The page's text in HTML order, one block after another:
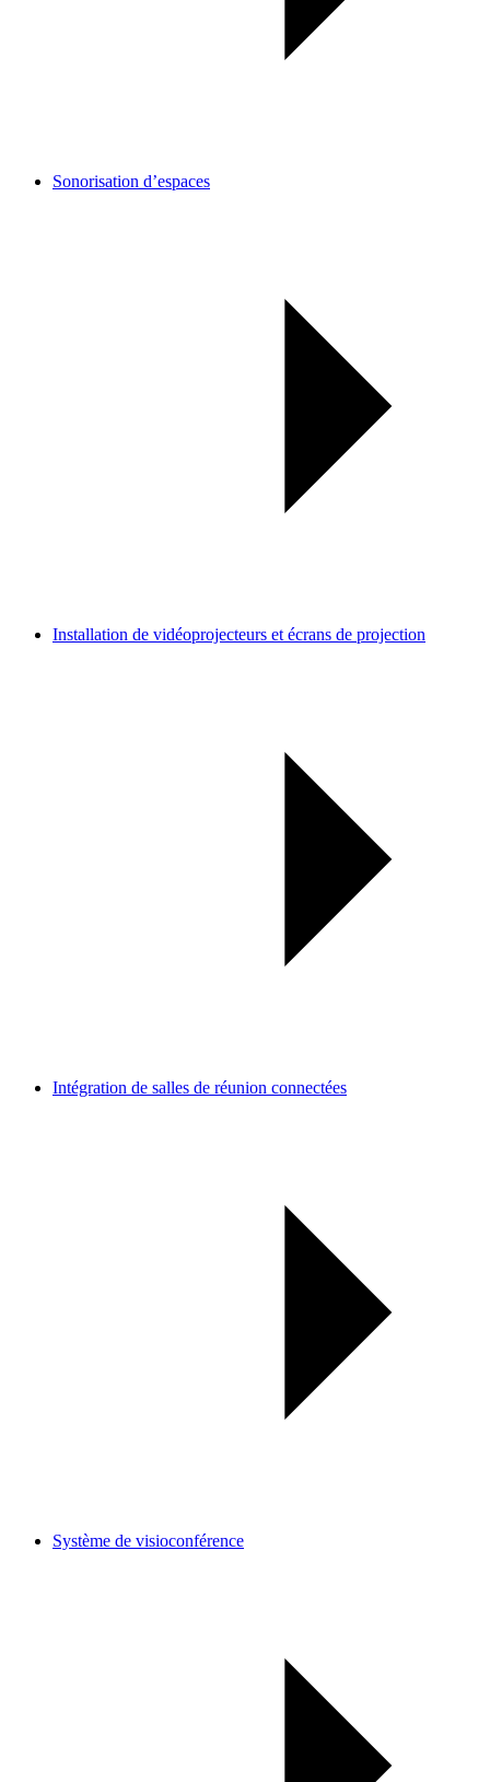
Sonorisation d’espaces
Installation de vidéoprojecteurs et écrans de projection
Intégration de salles de réunion connectées
Système de visioconférence